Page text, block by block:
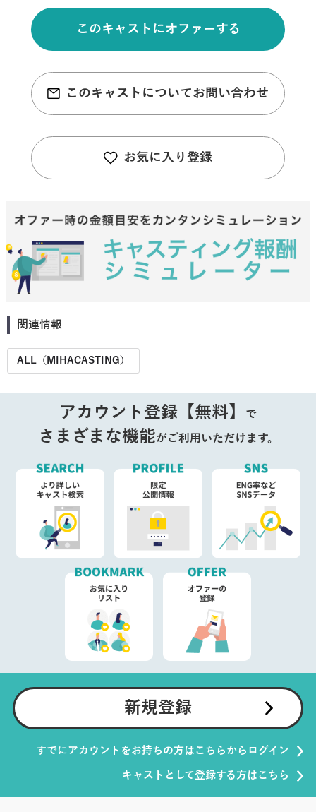
このキャストにオファーする
このキャストについてお問い合わせ
お気に入り登録
関連情報
ALL（MIHACASTING）
アカウント登録【無料】 で
さまざまな機能がご利用いただけます。
新規登録
すでにアカウントをお持ちの方はこちらからログイン
キャストとして登録する方はこちら